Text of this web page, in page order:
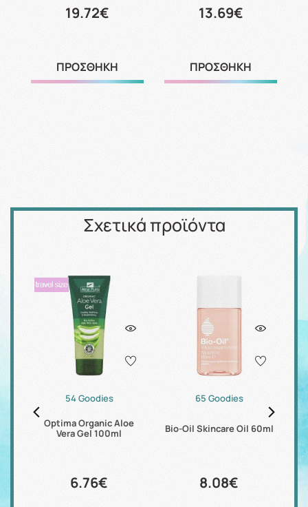
19.72€
ΠΡΟΣΘΗΚΗ
13.69€
ΠΡΟΣΘΗΚΗ
Σχετικά προϊόντα
54 Goodies
Optima Organic Aloe
Vera Gel 100ml
6.76€
65 Goodies
Bio-Oil Skincare Oil 60ml
8.08€